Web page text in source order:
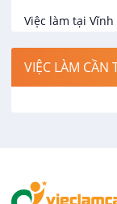
Biên phiên dịch
Công nghệ sinh
Việc làm tại Vĩnh
Việc làm tại Cờ
Việc làm tại Cái
VIỆC LÀM CẦN